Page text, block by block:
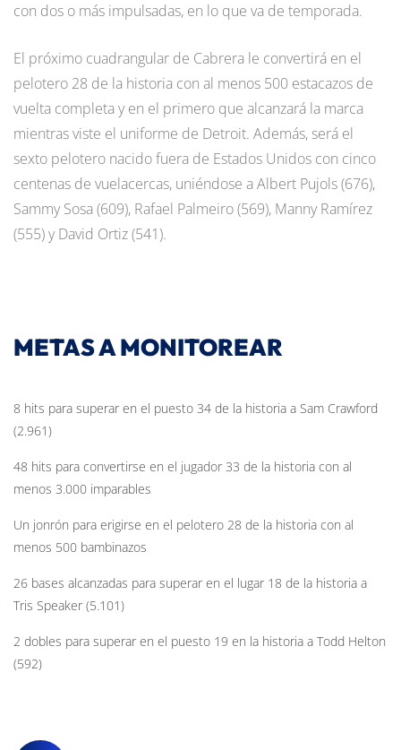
con dos o más impulsadas, en lo que va de temporada.
El próximo cuadrangular de Cabrera le convertirá en el
pelotero 28 de la historia con al menos 500 estacazos de
vuelta completa y en el primero que alcanzará la marca
mientras viste el uniforme de Detroit. Además, será el
sexto pelotero nacido fuera de Estados Unidos con cinco
centenas de vuelacercas, uniéndose a Albert Pujols (676),
Sammy Sosa (609), Rafael Palmeiro (569), Manny Ramírez
(555) y David Ortiz (541).
METAS A MONITOREAR
8 hits para superar en el puesto 34 de la historia a Sam Crawford
(2.961)
48 hits para convertirse en el jugador 33 de la historia con al
menos 3.000 imparables
Un jonrón para erigirse en el pelotero 28 de la historia con al
menos 500 bambinazos
26 bases alcanzadas para superar en el lugar 18 de la historia a
Tris Speaker (5.101)
2 dobles para superar en el puesto 19 en la historia a Todd Helton
(592)